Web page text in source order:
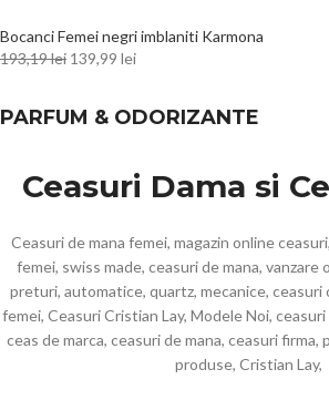
Bocanci Femei negri imblaniti Karmona
193,19lei 139,99 lei
PARFUM & ODORIZANTE
Ceasuri Dama si
Ceasuri de mana femei, magazin online
femei, swiss made, ceasuri de mana, vanzare
preturi, automatice, quartz, mecanice, ceasuri
femei, Ceasuri Cristian Lay, Modele Noi,
ceas de marca, ceasuri de mana, ceasuri firma,
produse, Cristian Lay,